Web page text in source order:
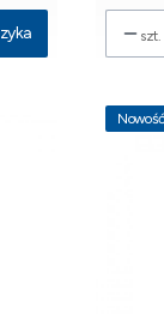
szt.
Nowość